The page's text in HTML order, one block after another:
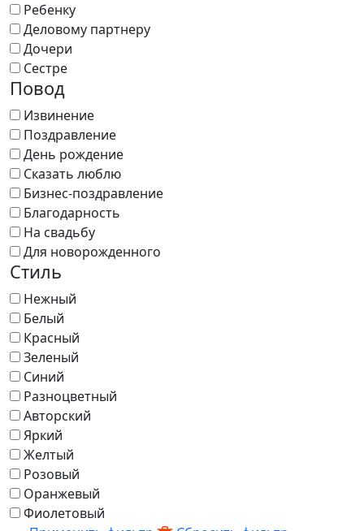
Ребенку
Деловому партнеру
Дочери
Сестре
Повод
Извинение
Поздравление
День рождение
Сказать люблю
Бизнес-поздравление
Благодарность
На свадьбу
Для новорожденного
Стиль
Нежный
Белый
Красный
Зеленый
Синий
Разноцветный
Авторский
Яркий
Желтый
Розовый
Оранжевый
Фиолетовый